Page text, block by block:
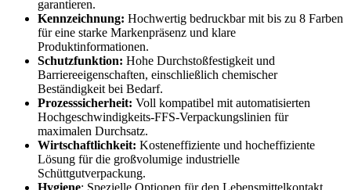
garantieren.
Kennzeichnung: Hochwertig bedruckbar mit bis zu 8 Farben
für eine starke Markenpräsenz und klare
Produktinformationen.
Schutzfunktion: Hohe Durchstoßfestigkeit und
Barriereeigenschaften, einschließlich chemischer
Beständigkeit bei Bedarf.
Prozesssicherheit: Voll kompatibel mit automatisierten
Hochgeschwindigkeits-FFS-Verpackungslinien für
maximalen Durchsatz.
Wirtschaftlichkeit: Kosteneffiziente und hocheffiziente
Lösung für die großvolumige industrielle
Schüttgutverpackung.
Hygiene: Spezielle Optionen für den Lebensmittelkontakt